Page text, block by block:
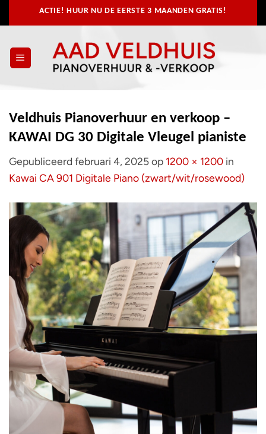
naar
ACTIE! HUUR NU DE EERSTE 3 MAANDEN GRATIS!
Veldhuis Pianoverhuur en verkoop –
KAWAI DG 30 Digitale Vleugel pianiste
Gepubliceerd februari 4, 2025op 1200 × 1200 in
Kawai CA 901 Digitale Piano (zwart/wit/rosewood)